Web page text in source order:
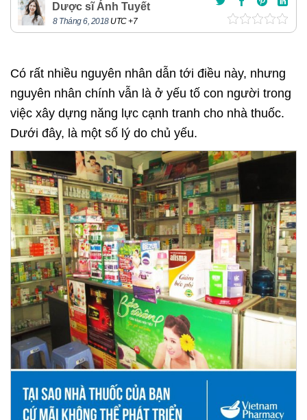
Dược sĩ Ánh Tuyết
8 Tháng 6, 2018UTC +7
Có rất nhiều nguyên nhân dẫn tới điều này, nhưng
nguyên nhân chính vẫn là ở yếu tố con người trong
việc xây dựng năng lực cạnh tranh cho nhà thuốc.
Dưới đây, là một số lý do chủ yếu.